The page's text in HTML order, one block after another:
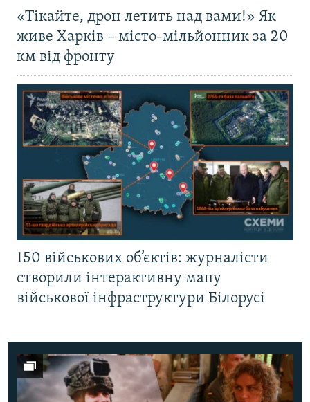
«Тікайте, дрон летить над вами!» Як
живе Харків – місто-мільйонник за 20
км від фронту
150 військових об’єктів: журналісти
створили інтерактивну мапу
військової інфраструктури Білорусі